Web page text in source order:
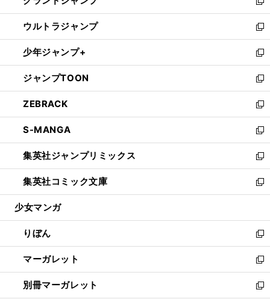
開
く
ウ
で
開
く
ン
ド
ウ
で
開
く
い
ウ
ィ
ン
ド
ウ
で
開
く
新
し
い
ウ
ィ
ン
ド
ウ
で
開
く
ウルトラジャンプ
新
し
い
ウ
ィ
ン
ド
ウ
で
開
く
少年ジャンプ+
新
し
い
ウ
ィ
ン
ド
ウ
で
開
く
ジャンプTOON
新
し
い
ウ
ィ
ン
ド
ウ
で
開
ZEBRACK
新
し
い
ウ
ィ
ン
ド
ウ
開
く
S-MANGA
新
し
い
ウ
ィ
ン
ウ
で
開
く
集英社ジャンプリミックス
新
し
い
ウ
ン
ド
ウ
で
開
く
集英社コミック文庫
新
し
ウ
ィ
ン
ド
ウ
で
少女マンガ
りぼん
新
し
い
ウ
ィ
マーガレット
新
し
い
別冊マーガレット
新